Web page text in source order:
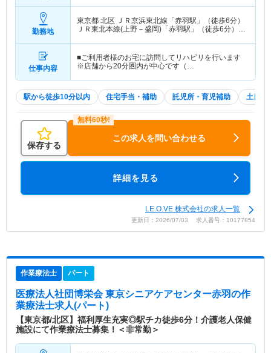
勤務地
東京都 北区 ＪＲ京浜東北線「赤羽駅」（徒歩6分）
ＪＲ東北本線(上野－盛岡)「赤羽駅」（徒歩6分）
仕事内容
■ご利用者様のお宅に訪問してリハビリを行います
※店舗から20分圏内が中心です（…
駅から徒歩10分以内 住宅手当・補助 託児所・育児補助 土日祝
保存する
この求人を問い合わせる
詳細を見る
LE.O.VE 株式会社の求人一覧
更新日：2026/07/03 求人番号：10177854
作業療法士 パート
医療法人社団博栄会 東京シニアケアセンター赤羽の作
業療法士求人(パート)
【東京都/北区】福利厚生充実◎駅チカ徒歩6分！介護老人保健
施設にて作業療法士募集！＜非常勤＞